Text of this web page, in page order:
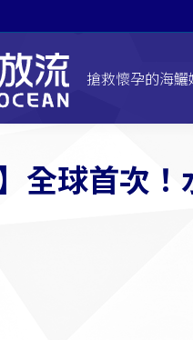
搶救懷孕的海鱺
】全球首次